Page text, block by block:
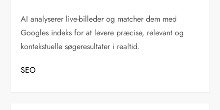
AI analyserer live-billeder og matcher dem med
Googles indeks for at levere præcise, relevant og
kontekstuelle søgeresultater i realtid.
SEO